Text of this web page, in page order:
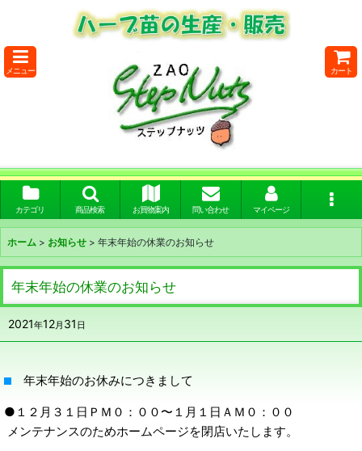
メニュー カート
カテゴリ 商品検索 お買物案内 問い合わせ マイページ
ホーム > お知らせ > 年末年始の休業のお知らせ
年末年始の休業のお知らせ
2021年12月 31 日
年末年始のお休みにつきまして
●１２月３１日ＰＭ０：００〜１月１日ＡＭ０：００
メンテナンスのためホームページを閉店いたします。